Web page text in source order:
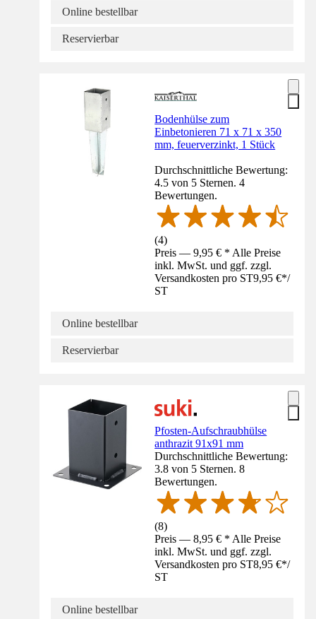
Online bestellbar
Reservierbar
Bodenhülse zum
Einbetonieren 71 x 71 x 350
mm, feuerverzinkt, 1 Stück
Durchschnittliche Bewertung:
4.5 von 5 Sternen. 4
Bewertungen.
(4)
Preis — 9,95 € * Alle Preise
inkl. MwSt. und ggf. zzgl.
Versandkosten pro ST9,95 €*/
ST
Online bestellbar
Reservierbar
Pfosten-Aufschraubhülse
anthrazit 91x91 mm
Durchschnittliche Bewertung:
3.8 von 5 Sternen. 8
Bewertungen.
(8)
Preis — 8,95 € * Alle Preise
inkl. MwSt. und ggf. zzgl.
Versandkosten pro ST8,95 €*/
ST
Online bestellbar